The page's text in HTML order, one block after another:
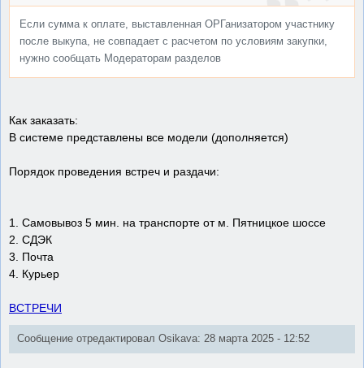
Если сумма к оплате, выставленная ОРГанизатором участнику
после выкупа, не совпадает с расчетом по условиям закупки,
нужно сообщать Модераторам разделов
Как заказать:
В системе представлены все модели (дополняется)
Порядок проведения встреч и раздачи:
1. Самовывоз 5 мин. на транспорте от м. Пятницкое шоссе
2. СДЭК
3. Почта
4. Курьер
ВСТРЕЧИ
Сообщение отредактировал Osikava: 28 марта 2025 - 12:52